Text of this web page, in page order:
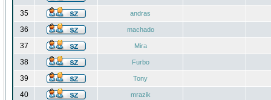
35 andras
36 machado
37 Mira
38 Furbo
39 Tony
40 mrazik